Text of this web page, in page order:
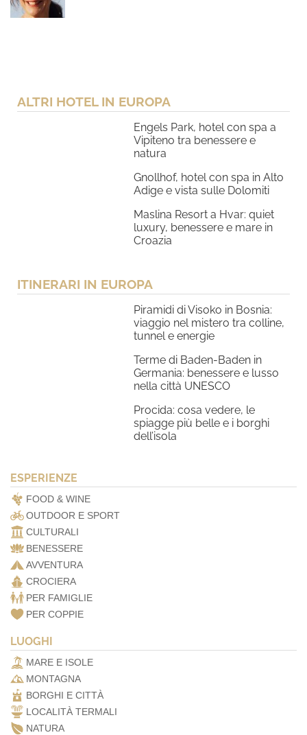
ALTRI HOTEL IN EUROPA
Engels Park, hotel con spa a
Vipiteno tra benessere e
natura
Gnollhof, hotel con spa in Alto
Adige e vista sulle Dolomiti
Maslina Resort a Hvar: quiet
luxury, benessere e mare in
Croazia
ITINERARI IN EUROPA
Piramidi di Visoko in Bosnia:
viaggio nel mistero tra colline,
tunnel e energie
Terme di Baden-Baden in
Germania: benessere e lusso
nella città UNESCO
Procida: cosa vedere, le
spiagge più belle e i borghi
dell’isola
ESPERIENZE
FOOD & WINE
OUTDOOR E SPORT
CULTURALI
BENESSERE
AVVENTURA
CROCIERA
PER FAMIGLIE
PER COPPIE
LUOGHI
MARE E ISOLE
MONTAGNA
BORGHI E CITTÀ
LOCALITÀ TERMALI
NATURA